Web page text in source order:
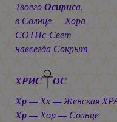
ТвоегоОсириса,
в Солнце — Хора —
СОТИс-Свет
навсегда Сокрыт.
ХРИС
ОС
Хр— Хх — Женская
Хр— Хор — Солнце.